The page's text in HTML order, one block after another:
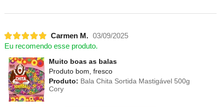
Carmen M. 03/09/2025
Eu recomendo esse produto.
Muito boas as balas
Produto bom, fresco
Produto: Bala Chita Sortida Mastigável 500g
Cory